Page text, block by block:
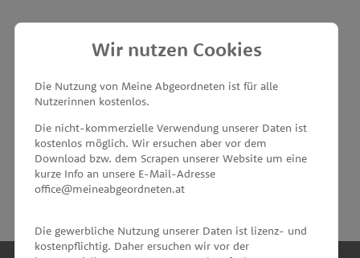
MEINE ABGEORDNETEN
unterstützt von
Wir nutzen Cookies
Die Nutzung von Meine Abgeordneten ist für alle
Nutzerinnen kostenlos.
Die nicht-kommerzielle Verwendung unserer Daten ist
kostenlos möglich. Wir ersuchen aber vor dem
Download bzw. dem Scrapen unserer Website um eine
kurze Info an unsere E-Mail-Adresse
office@meineabgeordneten.at
Die gewerbliche Nutzung unserer Daten ist lizenz- und
kostenpflichtig. Daher ersuchen wir vor der